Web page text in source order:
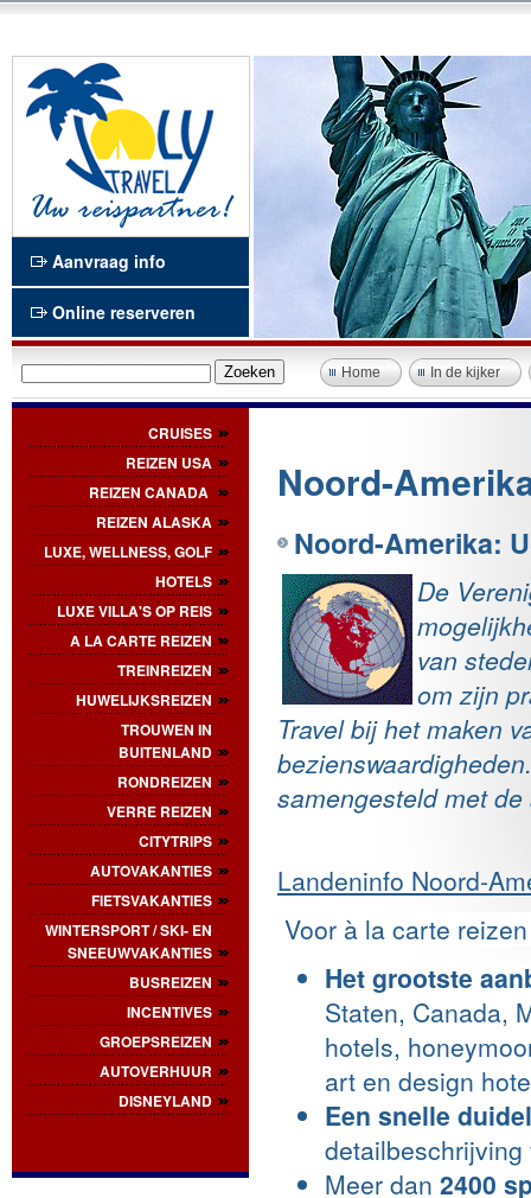
Aanvraag info
Online reserveren
Home In de kijker
CRUISES
REIZEN USA
REIZEN CANADA
REIZEN ALASKA
LUXE, WELLNESS, GOLF
HOTELS
LUXE VILLA'S OP REIS
A LA CARTE REIZEN
TREINREIZEN
HUWELIJKSREIZEN
TROUWEN IN
BUITENLAND
RONDREIZEN
VERRE REIZEN
CITYTRIPS
AUTOVAKANTIES
FIETSVAKANTIES
WINTERSPORT / SKI- EN
SNEEUWVAKANTIES
BUSREIZEN
INCENTIVES
GROEPSREIZEN
AUTOVERHUUR
DISNEYLAND
Noord-
Noord-Amerika:
De
van
om zijn
Travel bij het maken
samengesteld met
Landeninfo Noord-
Voor à la carte
Het grootste
Staten, Canada,
hotels,
art en design
Een snelle
Meer dan 2400